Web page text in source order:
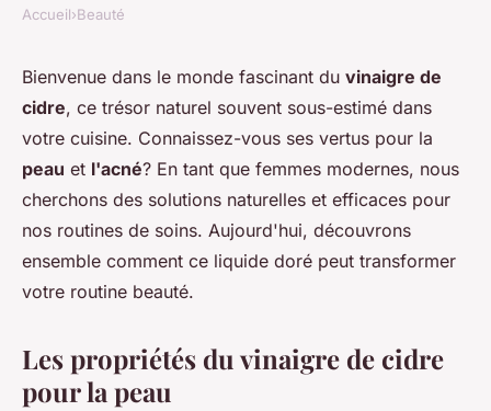
Comment utiliser le vinaigre
de cidre pour équilibrer le pH
de la peau et traiter l'acné?
Léonie•21 juin 2024•5 min de lecture
Accueil›Beauté
Bienvenue dans le monde fascinant du vinaigre de
cidre, ce trésor naturel souvent sous-estimé dans
votre cuisine. Connaissez-vous ses vertus pour la
peau et l'acné? En tant que femmes modernes, nous
cherchons des solutions naturelles et efficaces pour
nos routines de soins. Aujourd'hui, découvrons
ensemble comment ce liquide doré peut transformer
votre routine beauté.
Les propriétés du vinaigre de cidre
pour la peau